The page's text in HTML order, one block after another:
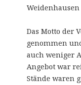
Weidenhausen
Das Motto der
genommen
auch weniger
Angebot war
Stände waren